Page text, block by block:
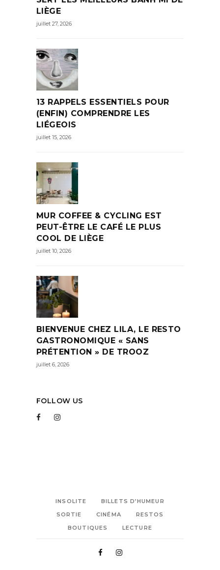
LIÈGE
juillet 27, 2026
13 RAPPELS ESSENTIELS POUR
(ENFIN) COMPRENDRE LES
LIÉGEOIS
juillet 15, 2026
MUR COFFEE & CYCLING EST
PEUT-ÊTRE LE CAFÉ LE PLUS
COOL DE LIÈGE
juillet 10, 2026
BIENVENUE CHEZ LILA, LE RESTO
GASTRONOMIQUE « SANS
PRÉTENTION » DE TROOZ
juillet 6, 2026
FOLLOW US
INSOLITE
BILLETS D’HUMEUR
SORTIE
CINÉMA
RESTOS
BOUTIQUES
LECTURE